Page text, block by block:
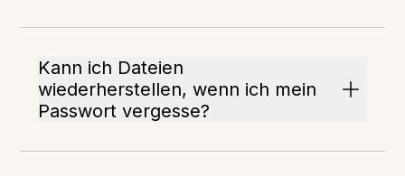
Kann ich Dateien
wiederherstellen, wenn ich mein
Passwort vergesse?